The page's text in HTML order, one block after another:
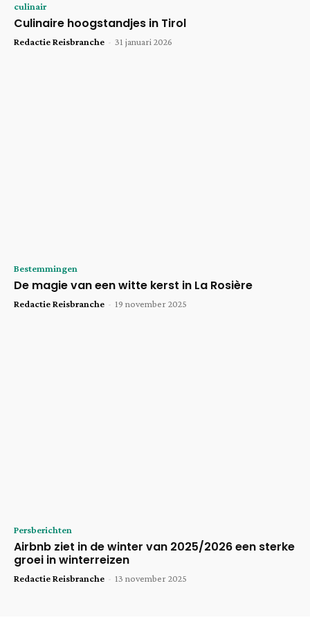
culinair
Culinaire hoogstandjes in Tirol
Redactie Reisbranche - 31 januari 2026
Bestemmingen
De magie van een witte kerst in La Rosière
Redactie Reisbranche - 19 november 2025
Persberichten
Airbnb ziet in de winter van 2025/2026 een sterke
groei in winterreizen
Redactie Reisbranche - 13 november 2025